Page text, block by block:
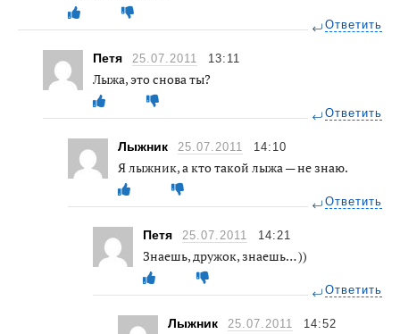
Ответить
Петя 25.07.2011 13:11
Лыжа, это снова ты?
Ответить
Лыжник 25.07.2011 14:10
Я лыжник, а кто такой лыжа — не знаю.
Ответить
Петя 25.07.2011 14:21
Знаешь, дружок, знаешь… ))
Ответить
Лыжник 25.07.2011 14:52